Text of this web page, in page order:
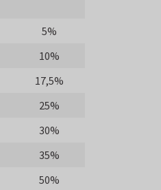
5%
10%
17,5%
25%
30%
35%
50%